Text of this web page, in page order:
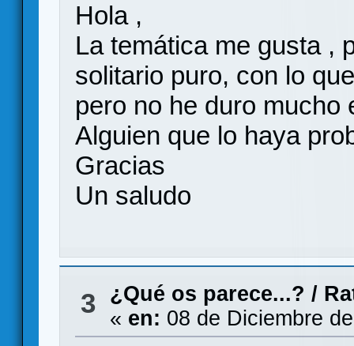
Hola ,
La temática me gusta ,
solitario puro, con lo
pero no he duro
Alguien que lo haya
Gracias
Un saludo
3 ¿Qué os parece...? /
« en: 08 de Diciembre